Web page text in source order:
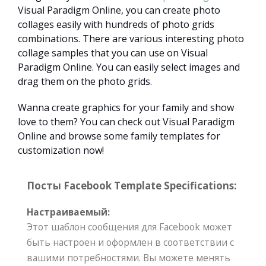
Visual Paradigm Online, you can create photo
collages easily with hundreds of photo grids
combinations. There are various interesting photo
collage samples that you can use on Visual
Paradigm Online. You can easily select images and
drag them on the photo grids.
Wanna create graphics for your family and show
love to them? You can check out Visual Paradigm
Online and browse some family templates for
customization now!
Посты Facebook Template Specifications:
Настраиваемый:
Этот шаблон сообщения для Facebook может
быть настроен и оформлен в соответствии с
вашими потребностями. Вы можете менять